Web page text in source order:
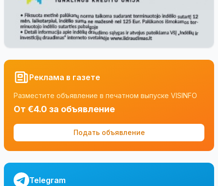
Реклама в газете
Разместите объявление в печатном выпуске VISINFO
От €4.0 за объявление
Подать объявление
Telegram